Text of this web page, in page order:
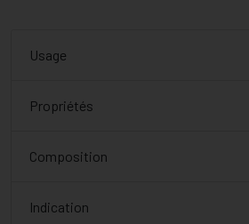
Usage
Propriétés
Composition
Indication